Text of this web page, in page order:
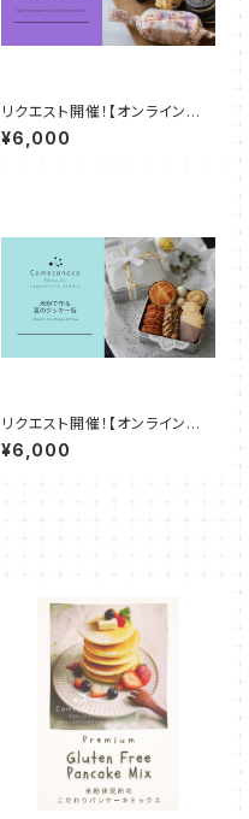
リクエスト開催！【オンラインお
菓子レッスン】米粉のブルーベリ
ークランブルチーズケーキ＆米
¥6,000
リクエスト開催！【オンラインお
菓子レッスン】米粉で作る夏のク
ッキー缶
¥6,000